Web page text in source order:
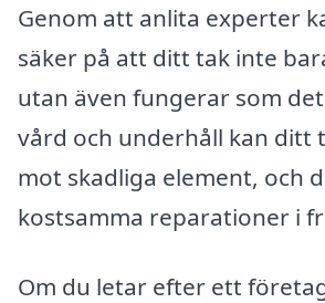
Genom att anlita experter
säker på att ditt tak inte
utan även fungerar som
vård och underhåll kan ditt
mot skadliga element, och
kostsamma reparationer i
Om du letar efter ett